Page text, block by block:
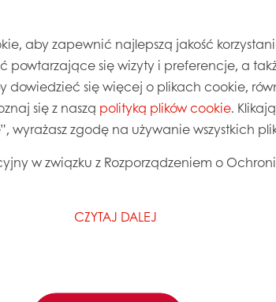
aby zapewnić najlepszą jakość
powtarzające się wizyty i preferencje, a
dowiedzieć się więcej o plikach cookie,
się z naszą polityką plików cookie.
wyrażasz zgodę na używanie wszystkich
w związku z Rozporządzeniem o
CZYTAJ DALEJ